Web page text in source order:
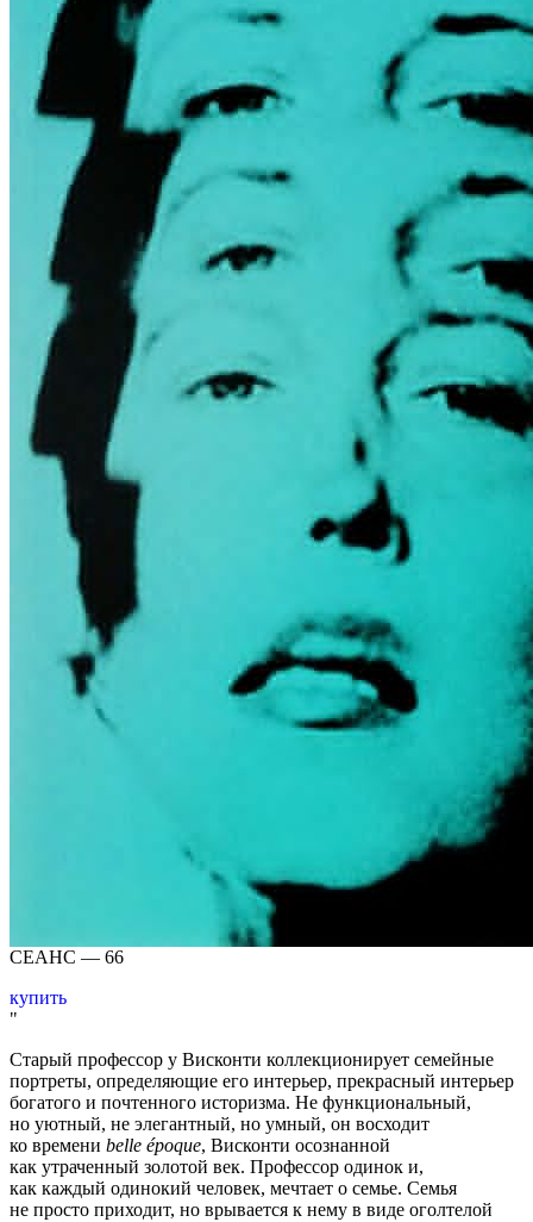
СЕАНС — 66
купить
Старый профессор у Висконти коллекционирует семейные
портреты, определяющие его интерьер, прекрасный интерьер
богатого и почтенного историзма. Не функциональный,
но уютный, не элегантный, но умный, он восходит
ко времени belle époque, Висконти осознанной
как утраченный золотой век. Профессор одинок и,
как каждый одинокий человек, мечтает о семье. Семья
не просто приходит, но врывается к нему в виде оголтелой